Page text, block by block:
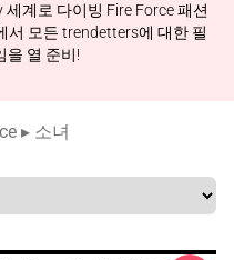
계로 다이빙 Fire Force 패션
서 모든 trendetters에 대한 필
을 열 준비!
▸ 소녀